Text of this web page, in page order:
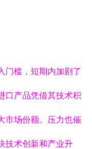
门槛，短期内加剧了
口产品凭借其技术积
市场份额。压力也催
技术创新和产业升